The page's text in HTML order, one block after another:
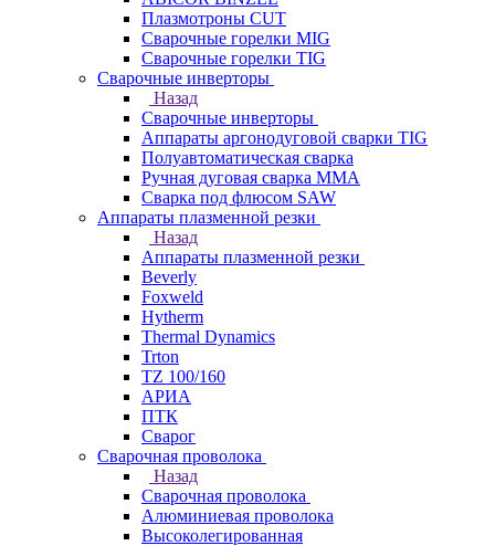
Плазмотроны CUT
Сварочные горелки MIG
Сварочные горелки TIG
Сварочные инверторы
Назад
Сварочные инверторы
Аппараты аргонодуговой сварки TIG
Полуавтоматическая сварка
Ручная дуговая сварка MMA
Сварка под флюсом SAW
Аппараты плазменной резки
Назад
Аппараты плазменной резки
Beverly
Foxweld
Hytherm
Thermal Dynamics
Trton
TZ 100/160
АРИА
ПТК
Сварог
Сварочная проволока
Назад
Сварочная проволока
Алюминиевая проволока
Высоколегированная